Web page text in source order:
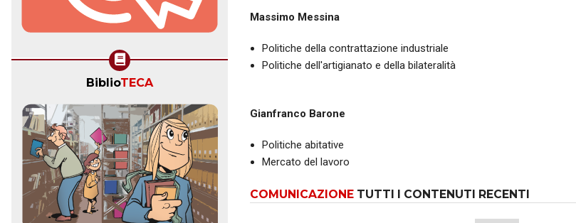
Massimo Messina
Politiche della contrattazione industriale
Politiche dell'artigianato e della bilateralità
Gianfranco Barone
Politiche abitative
Mercato del lavoro
COMUNICAZIONE TUTTI I CONTENUTI RECENTI
BiblioTECA